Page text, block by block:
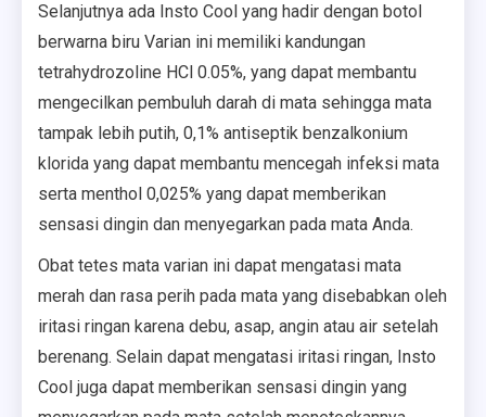
Selanjutnya ada Insto Cool yang hadir dengan botol
berwarna biru Varian ini memiliki kandungan
tetrahydrozoline HCl 0.05%, yang dapat membantu
mengecilkan pembuluh darah di mata sehingga mata
tampak lebih putih, 0,1% antiseptik benzalkonium
klorida yang dapat membantu mencegah infeksi mata
serta menthol 0,025% yang dapat memberikan
sensasi dingin dan menyegarkan pada mata Anda.
Obat tetes mata varian ini dapat mengatasi mata
merah dan rasa perih pada mata yang disebabkan oleh
iritasi ringan karena debu, asap, angin atau air setelah
berenang. Selain dapat mengatasi iritasi ringan, Insto
Cool juga dapat memberikan sensasi dingin yang